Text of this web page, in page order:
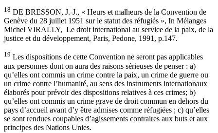
18 DE BRESSON, J.-J., « Heurs et malheurs de la Convention de
Genève du 28 juillet 1951 sur le statut des réfugiés », In Mélanges
Michel VIRALLY, Le droit international au service de la paix, de la
justice et du développement, Paris, Pedone, 1991, p.147.
19 Les dispositions de cette Convention ne seront pas applicables
aux personnes dont on aura des raisons sérieuses de penser : a)
qu’elles ont commis un crime contre la paix, un crime de guerre ou
un crime contre l’humanité, au sens des instruments internationaux
élaborés pour prévoir des dispositions relatives à ces crimes; b)
qu’elles ont commis un crime grave de droit commun en dehors du
pays d’accueil avant d’y être admises comme réfugiées ; c) qu’elles
se sont rendues coupables d’agissements contraires aux buts et aux
principes des Nations Unies.